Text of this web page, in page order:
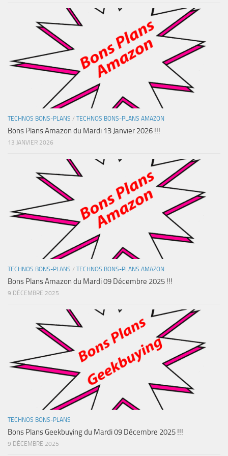
TECHNOS BONS-PLANS / TECHNOS BONS-PLANS AMAZON
Bons Plans Amazon du Mardi 13 Janvier 2026 !!!
13 JANVIER 2026
TECHNOS BONS-PLANS / TECHNOS BONS-PLANS AMAZON
Bons Plans Amazon du Mardi 09 Décembre 2025 !!!
9 DÉCEMBRE 2025
TECHNOS BONS-PLANS
Bons Plans Geekbuying du Mardi 09 Décembre 2025 !!!
9 DÉCEMBRE 2025